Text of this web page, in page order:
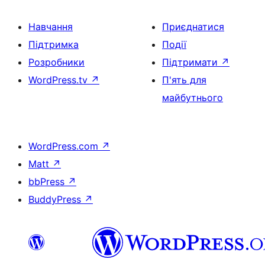
Навчання
Підтримка
Розробники
WordPress.tv ↗
Приєднатися
Події
Підтримати ↗
П'ять для
майбутнього
WordPress.com ↗
Matt ↗
bbPress ↗
BuddyPress ↗